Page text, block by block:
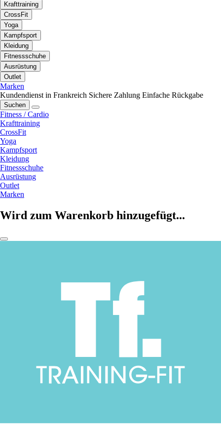
Krafttraining
CrossFit
Yoga
Kampfsport
Kleidung
Fitnessschuhe
Ausrüstung
Outlet
Marken
Kundendienst in Frankreich Sichere Zahlung Einfache Rückgabe
Suchen
Fitness / Cardio
Krafttraining
CrossFit
Yoga
Kampfsport
Kleidung
Fitnessschuhe
Ausrüstung
Outlet
Marken
Wird zum Warenkorb hinzugefügt...